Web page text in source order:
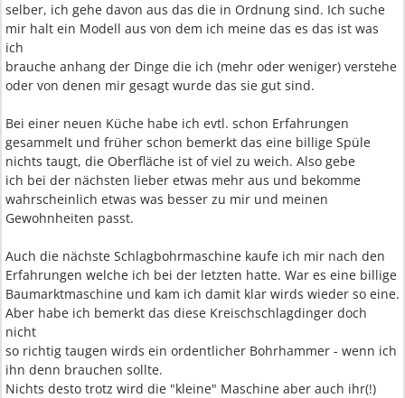
selber, ich gehe davon aus das die in Ordnung sind. Ich suche
mir halt ein Modell aus von dem ich meine das es das ist was
ich
brauche anhang der Dinge die ich (mehr oder weniger) verstehe
oder von denen mir gesagt wurde das sie gut sind.
Bei einer neuen Küche habe ich evtl. schon Erfahrungen
gesammelt und früher schon bemerkt das eine billige Spüle
nichts taugt, die Oberfläche ist of viel zu weich. Also gebe
ich bei der nächsten lieber etwas mehr aus und bekomme
wahrscheinlich etwas was besser zu mir und meinen
Gewohnheiten passt.
Auch die nächste Schlagbohrmaschine kaufe ich mir nach den
Erfahrungen welche ich bei der letzten hatte. War es eine billige
Baumarktmaschine und kam ich damit klar wirds wieder so eine.
Aber habe ich bemerkt das diese Kreischschlagdinger doch
nicht
so richtig taugen wirds ein ordentlicher Bohrhammer - wenn ich
ihn denn brauchen sollte.
Nichts desto trotz wird die "kleine" Maschine aber auch ihr(!)